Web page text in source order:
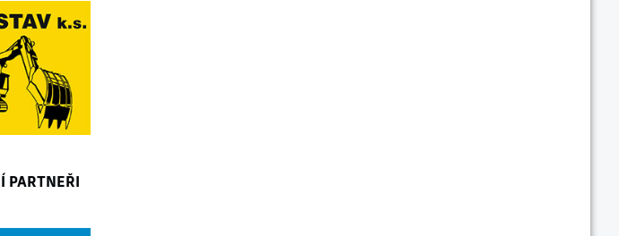
PARTNEŘI